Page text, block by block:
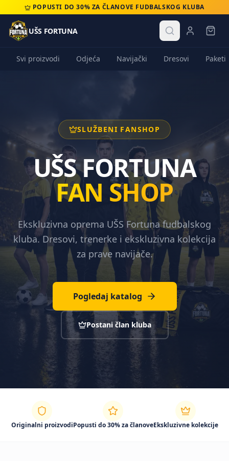
POPUSTI DO 30% ZA ČLANOVE FUDBALSKOG KLUBA
UŠS FORTUNA
Svi proizvodi Odjeća Navijački Dresovi Paketi
SLUŽBENI FANSHOP
UŠS FORTUNA
FAN SHOP
Ekskluzivna oprema UŠS Fortuna fudbalskog
kluba. Dresovi, trenerke i ekskluzivna kolekcija
za prave navijače.
Pogledaj katalog
Postani član kluba
Originalni proizvodiPopusti do 30% za članoveEkskluzivne kolekcije